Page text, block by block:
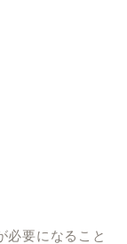
必要になること